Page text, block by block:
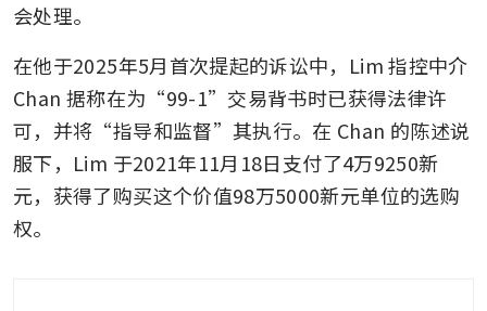
会处理。
在他于2025年5月首次提起的诉讼中，Lim 指控中介
Chan 据称在为“99-1”交易背书时已获得法律许
可，并将“指导和监督”其执行。在 Chan 的陈述说
服下，Lim 于2021年11月18日支付了4万9250新
元，获得了购买这个价值98万5000新元单位的选购
权。